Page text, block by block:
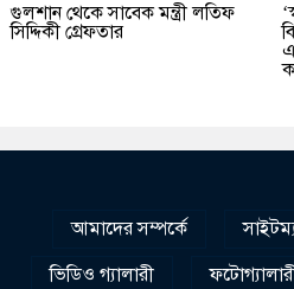
গুলশান থেকে সাবেক মন্ত্রী লতিফ
সিদ্দিকী গ্রেফতার
আমাদের সম্পর্কে
ভিডিও গ্যালারী